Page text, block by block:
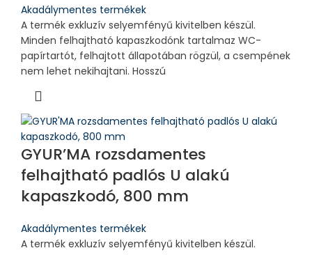
Akadálymentes termékek
A termék exkluzív selyemfényű kivitelben készül.
Minden felhajtható kapaszkodónk tartalmaz WC-
papírtartót, felhajtott állapotában rögzül, a csempének
nem lehet nekihajtani. Hosszú
GYUR’MA rozsdamentes
felhajtható padlós U alakú
kapaszkodó, 800 mm
Akadálymentes termékek
A termék exkluzív selyemfényű kivitelben készül.